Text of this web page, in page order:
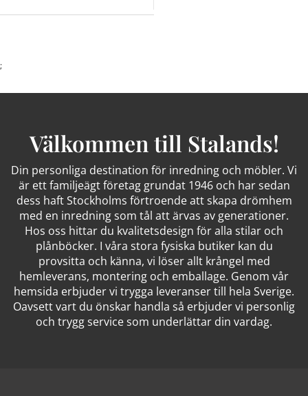
;
Välkommen till Stalands!
Din personliga destination för inredning och möbler. Vi
är ett familjeägt företag grundat 1946 och har sedan
dess haft Stockholms förtroende att skapa drömhem
med en inredning som tål att ärvas av generationer.
Hos oss hittar du kvalitetsdesign för alla stilar och
plånböcker. I våra stora fysiska butiker kan du
provsitta och känna, vi löser allt krångel med
hemleverans, montering och emballage. Genom vår
hemsida erbjuder vi trygga leveranser till hela Sverige.
Oavsett vart du önskar handla så erbjuder vi personlig
och trygg service som underlättar din vardag.